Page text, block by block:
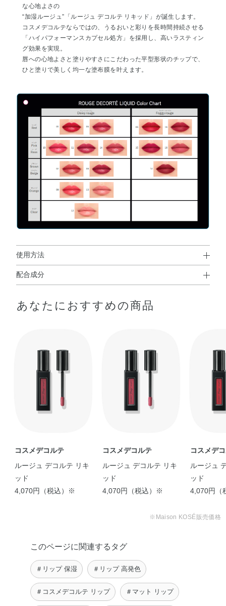
な心地よさの
“加湿ルージュ”「ルージュ デコルテ リキッド」が誕生します。
コスメデコルテならではの、うるおいと彩りを長時間持続させる
「ハイパフォーマンスカプセル処方」を採用し、高いラスティン
グ効果を実現。
唇への心地よさと塗りやすさにこだわった平型形状のチップで、
ひと塗りで美しく均一な塗布膜を叶えます。
使用方法
使用方法
●付属のチップで中身をよくかきまぜてからお使いください。
配合成分
ス・ジカプリン酸ネオペンチルグリコール・合成金雲母・
エキス・BG・BHT・DPG・PEG－9ポリジメチルシロキシ
エチルジメチコン・エタノール・キサンタンガム・ジイソ
ステアリン酸ポリグリセリル－2・ジステアルジモニウム
ヘクトライト・スクワラン・パーフルオロヘキシルエチル
ロスポリマー・ラウリルポリグリセリル－3ポリジメチル
あなたにおすすめの商品
コスメデコルテ
ルージュ デコルテ リキ
ッド
4,070円（税込）※
コスメデコルテ
ルージュ デコルテ リキ
ッド
4,070円（税込）※
コスメデ
ルージュ
ッド
4,070円（
※Maison KOSÉ販売価格
このページに関連するタグ
＃リップ 保湿 ＃リップ 高発色
＃コスメデコルテ リップ ＃マット リップ